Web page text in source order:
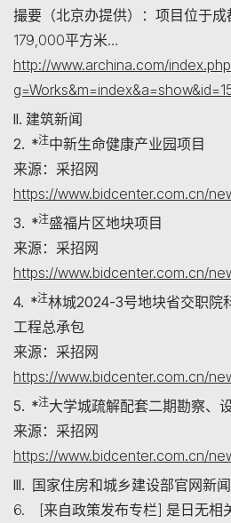
撮要（北京办提供）：项目位于
179,000平方米…
http://www.archina.com/
II. 建筑新闻
2. *注中新生命健康产业园项目
来源：采招网
https://www.bidcenter.com.cn/
3. *注盛福片区地块项目
来源：采招网
https://www.bidcenter.com.cn/
4. *注林城2024-3号地块省交职院
工程总承包
来源：采招网
https://www.bidcenter.com.cn/
5. *注大学城疏解配套二期勘察、
来源：采招网
https://www.bidcenter.com.cn/
III. 国家住房和城乡建设部官网新闻
6. [来自政策发布专栏] 是日无相